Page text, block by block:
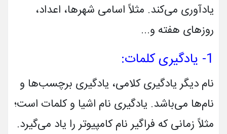
یادآوری می­‌کند. مثلاً اسامی شهرها، اعداد،
روزهای هفته و...
1- یادگیری کلمات:
نام دیگر یادگیری کلامی، یادگیری برچسب‌ها و
نام‌­ها می‌­باشد. یادگیری نام اشیا و کلمات است؛
مثلاً زمانی که فراگیر نام کامپیوتر را یاد می‌گیرد.